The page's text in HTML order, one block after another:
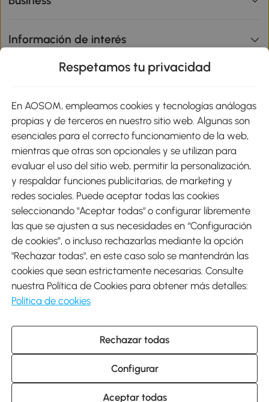
Información de interés
Métodos de Pago
Envíos
Descargar Aosom App
Google Play
931 29 45 12 (L-V de 8:30 a 17:30h)
atencioncliente@aosom.es
C/ Roc Gros, nº 15. 08550 Els Hostalets de Balenyà (Barcelona),
España
© 2014-2026 SPANISH AOSOM, S.L (NIF: B66295775) Todos los
Respetamos tu privacidad
En AOSOM, empleamos cookies y tecnologías análogas
propias y de terceros en nuestro sitio web. Algunas son
esenciales para el correcto funcionamiento de la web,
mientras que otras son opcionales y se utilizan para
evaluar el uso del sitio web, permitir la personalización,
y respaldar funciones publicitarias, de marketing y
redes sociales. Puede aceptar todas las cookies
seleccionando "Aceptar todas" o configurar libremente
las que se ajusten a sus necesidades en “Configuración
de cookies”, o incluso rechazarlas mediante la opción
"Rechazar todas", en este caso solo se mantendrán las
cookies que sean estrictamente necesarias. Consulte
nuestra Política de Cookies para obtener más detalles:
Política de cookies
Rechazar todas
Configurar
Aceptar todas